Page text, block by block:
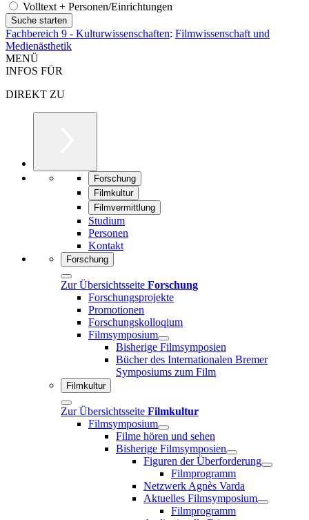
Volltext + Personen/Einrichtungen
Fachbereich 9 - Kulturwissenschaften: Filmwissenschaft und
Medienästhetik
MENÜ
INFOS FÜR
DIREKT ZU
Forschung
Filmkultur
Filmvermittlung
Studium
Personen
Kontakt
Forschung
Zur Übersichtsseite Forschung
Forschungsprojekte
Promotionen
Forschungskolloqium
Filmsymposium
Bisherige Filmsymposien
Bücher des Internationalen Bremer
Symposiums zum Film
Filmkultur
Zur Übersichtsseite Filmkultur
Filmsymposium
Filme hören und sehen
Bisherige Filmsymposien
Figuren der Überforderung
Filmprogramm
Netzwerk Agnès Varda
Aktuelles Filmsymposium
Filmprogramm